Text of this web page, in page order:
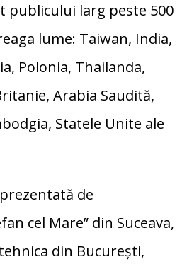
publicului larg peste 500
lume: Taiwan, India,
Polonia, Thailanda,
Arabia Saudită,
Statele Unite ale
de
cel Mare” din Suceava,
din București,